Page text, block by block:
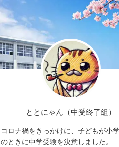
ととにゃん（中受終了組）
コロナ禍をきっかけに、子どもが小
のときに中学受験を決意しました。